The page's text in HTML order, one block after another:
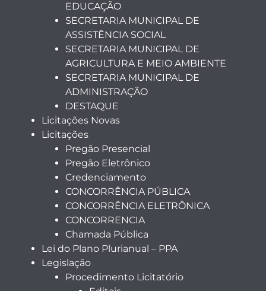
EDUCAÇÃO
SECRETARIA MUNICIPAL DE
ASSISTÊNCIA SOCIAL
SECRETARIA MUNICIPAL DE
AGRICULTURA E MEIO AMBIENTE
SECRETARIA MUNICIPAL DE
ADMINISTRAÇÃO
DESTAQUE
Licitações Novas
Licitações
Pregão Presencial
Pregão Eletrônico
Credenciamento
CONCORRÊNCIA PÚBLICA
CONCORRÊNCIA ELETRÔNICA
CONCORRENCIA
Chamada Pública
Lei do Plano Plurianual – PPA
Legislação
Procedimento Licitatório